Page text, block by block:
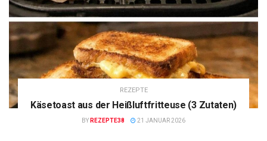
REZEPTE
Käsetoast aus der Heißluftfritteuse (3 Zutaten)
BY REZEPTE38 21 JANUAR 2026